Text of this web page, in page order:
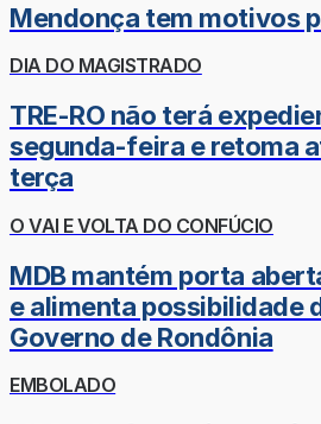
Mendonça tem motivos
DIA DO MAGISTRADO
TRE-RO não terá
segunda-feira e retoma
terça
O VAI E VOLTA DO CONFÚCIO
MDB mantém porta
e alimenta possibilidade
Governo de Rondônia
EMBOLADO